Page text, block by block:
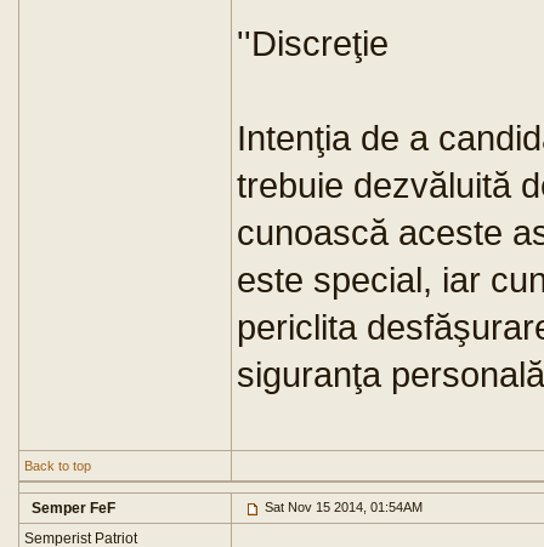
''Discreţie
Intenţia de a
trebuie dezvăluită
cunoască aceste
este special, iar
periclita
siguranţa
Back to top
Semper FeF Sat Nov 15 2014, 01:54AM
Semperist Patriot